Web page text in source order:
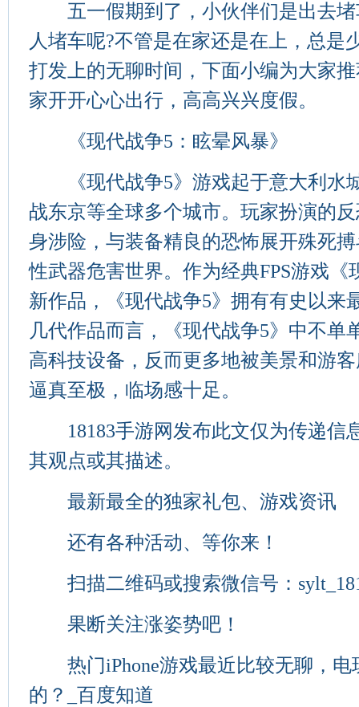
五一假期到了，小伙伴们是出去堵
人堵车呢?不管是在家还是在上，总是
打发上的无聊时间，下面小编为大家
家开开心心出行，高高兴兴度假。
《现代战争5：眩晕风暴》
《现代战争5》游戏起于意大利水
战东京等全球多个城市。玩家扮演的
身涉险，与装备精良的恐怖展开殊死
性武器危害世界。作为经典FPS游戏
新作品，《现代战争5》拥有有史以来
几代作品而言，《现代战争5》中不单
高科技设备，反而更多地被美景和游
逼真至极，临场感十足。
18183手游网发布此文仅为传递信
其观点或其描述。
最新最全的独家礼包、游戏资讯
还有各种活动、等你来！
扫描二维码或搜索微信号：
果断关注涨姿势吧！
热门iPhone游戏最近比较无聊，电
的？_百度知道